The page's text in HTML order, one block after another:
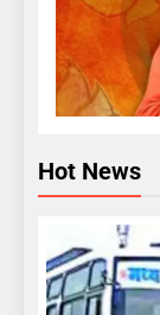
Hot News